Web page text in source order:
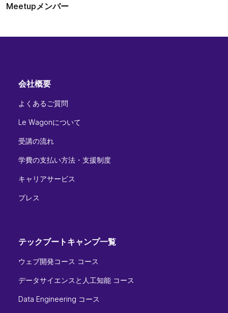
Meetupメンバー
会社概要
よくあるご質問
Le Wagonについて
受講の流れ
学費の支払い方法・支援制度
キャリアサービス
プレス
テックブートキャンプ一覧
ウェブ開発コース コース
データサイエンスと人工知能 コース
Data Engineering コース